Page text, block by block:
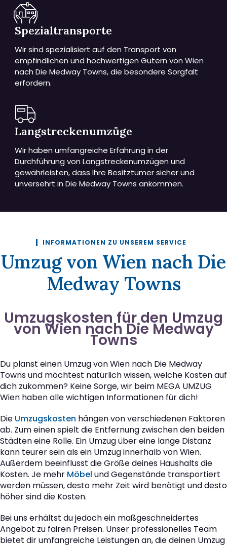
Spezialtransporte
Wir sind spezialisiert auf den Transport von
empfindlichen und hochwertigen Gütern von Wien
nach Die Medway Towns, die besondere Sorgfalt
erfordern.
Langstreckenumzüge
Wir haben umfangreiche Erfahrung in der
Durchführung von Langstreckenumzügen und
gewährleisten, dass Ihre Besitztümer sicher und
unversehrt in Die Medway Towns ankommen.
INFORMATIONEN ZU UNSEREM SERVICE
Umzug von Wien nach Die
Medway Towns
Umzugskosten für den Umzug
von Wien nach Die Medway
Towns
Du planst einen Umzug von Wien nach Die Medway
Towns und möchtest natürlich wissen, welche Kosten auf
dich zukommen? Keine Sorge, wir beim MEGA UMZUG
Wien haben alle wichtigen Informationen für dich!
Die Umzugskosten hängen von verschiedenen Faktoren
ab. Zum einen spielt die Entfernung zwischen den beiden
Städten eine Rolle. Ein Umzug über eine lange Distanz
kann teurer sein als ein Umzug innerhalb von Wien.
Außerdem beeinflusst die Größe deines Haushalts die
Kosten. Je mehr Möbel und Gegenstände transportiert
werden müssen, desto mehr Zeit wird benötigt und desto
höher sind die Kosten.
Bei uns erhältst du jedoch ein maßgeschneidertes
Angebot zu fairen Preisen. Unser professionelles Team
bietet dir umfangreiche Leistungen an, die deinen Umzug